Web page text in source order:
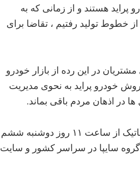
پراید هستند و از زمانی که به
خطوط تولید رفتیم ، تقاضا برای
در این رده از بازار خودرو
خودرو پراید به نحوی مدیریت
در اذهان مردم باقی بماند.
شایان ذکر است پیش فروش خودرو ساینا اتوماتیک از ساعت ۱۱ روز دوشنبه ششم
سایپا در سراسر کشور و سایت